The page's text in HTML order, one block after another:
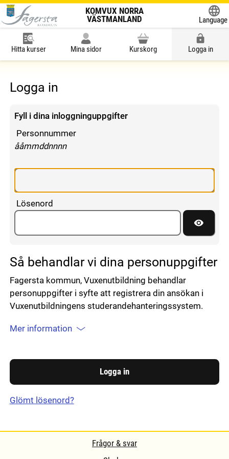
KOMVUX NORRA
VÄSTMANLAND
Language
Hitta kurser Mina sidor Kurskorg Logga in
Logga in
Fyll i dina inloggninguppgifter
Personnummer
enligt följande mönster:
ååmmddnnnn
Lösenord
Visa
Så behandlar vi dina personuppgifter
Fagersta kommun, Vuxenutbildning behandlar
personuppgifter i syfte att registrera din ansökan i
Vuxenutbildningens studerandehanteringssystem.
Mer information
Glömt lösenord?
Frågor & svar